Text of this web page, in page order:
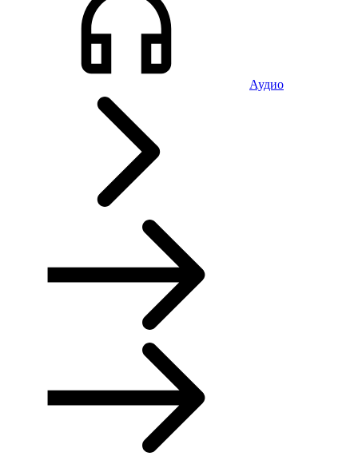
Аудио